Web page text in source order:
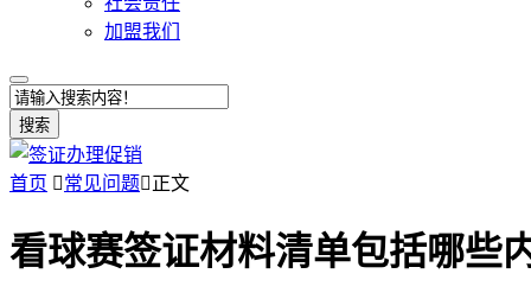
加盟我们
搜索
首页 常见问题正文
看球赛签证材料清单包括哪些